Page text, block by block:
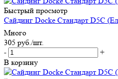
Быстрый просмотр
Сайдинг Docke Стандарт D5C
Много
305 руб./шт.
-
+
В корзину